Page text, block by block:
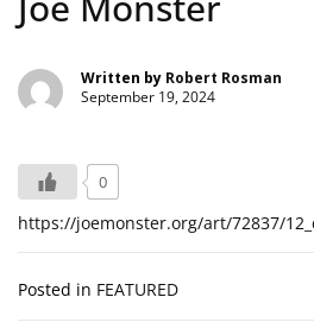
Written by Robert Rosman
September 19, 2024
0
https://joemonster.org/art/72837/
Posted in FEATURED